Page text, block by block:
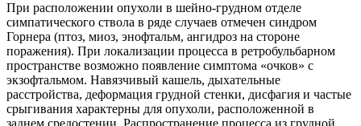
При расположении опухоли в шейно-грудном отделе
симпатического ствола в ряде случаев отмечен синдром
Горнера (птоз, миоз, энофтальм, ангидроз на стороне
поражения). При локализации процесса в ретробульбарном
пространстве возможно появление симптома «очков» с
экзофтальмом. Навязчивый кашель, дыхательные
расстройства, деформация грудной стенки, дисфагия и частые
срыгивания характерны для опухоли, расположенной в